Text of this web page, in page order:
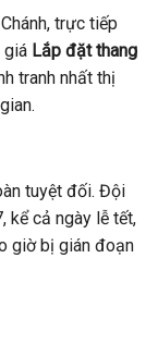
trực tiếp
giá Lắp đặt thang
tranh nhất thị
tuyệt đối. Đội
kể cả ngày lễ tết,
giờ bị gián đoạn